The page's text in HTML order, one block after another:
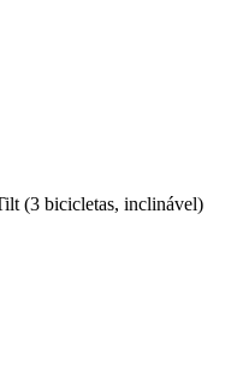
(3 bicicletas, inclinável)